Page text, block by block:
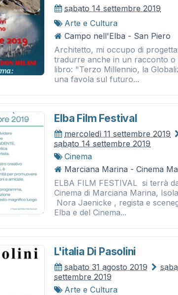
sabato 14 settembre 2019
Arte e Cultura
Campo nell'Elba - San Piero
Architetto, mi occupo di
tradurre anche in un racconto o
libro: "Terzo Millennio, la
una favola sul futuro...
Elba Film Festival
mercoledì 11 settembre 2019
sabato 14 settembre 2019
Cinema
Marciana Marina - Cinema
ELBA FILM FESTIVAL si terrà
Cinema di Marciana Marina,
Nora Jaenicke , regista e
Elba e del Cinema...
L'italia Di Pasolini
sabato 31 agosto 2019
settembre 2019
Arte e Cultura